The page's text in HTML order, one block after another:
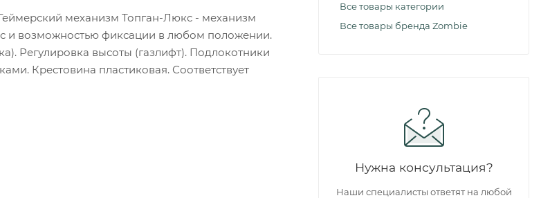
механизм Топган-Люкс - механизм
и возможностью фиксации в любом положении.
Регулировка высоты (газлифт). Подлокотники
Крестовина пластиковая. Соответствует
Все товары категории
Все товары бренда Zombie
Нужна консультация?
Наши специалисты ответят на любой